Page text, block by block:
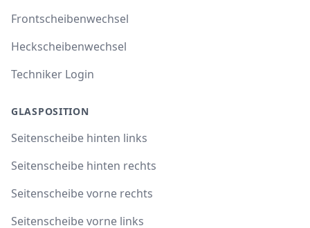
Frontscheibenwechsel
Heckscheibenwechsel
Techniker Login
GLASPOSITION
Seitenscheibe hinten links
Seitenscheibe hinten rechts
Seitenscheibe vorne rechts
Seitenscheibe vorne links